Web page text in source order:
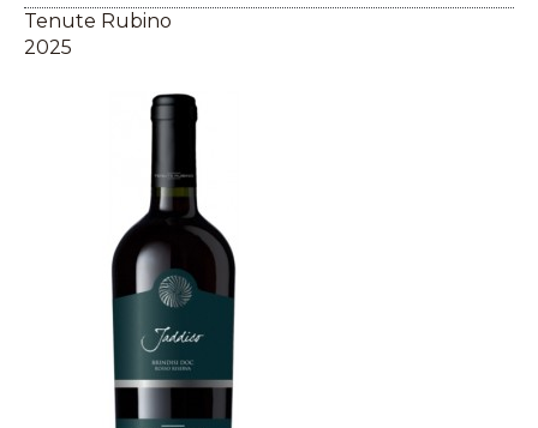
Tenute Rubino
2025